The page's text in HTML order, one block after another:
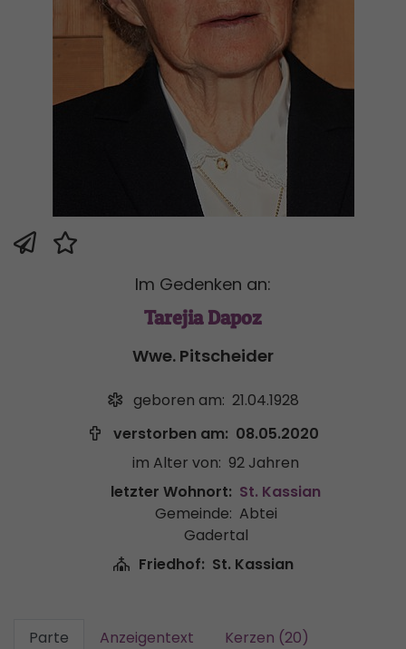
Im Gedenken an:
Tarejia Dapoz
Wwe. Pitscheider
geboren am: 21.04.1928
verstorben am: 08.05.2020
im Alter von: 92 Jahren
letzter Wohnort: St. Kassian
Gemeinde: Abtei
Gadertal
Friedhof: St. Kassian
Parte Anzeigentext
Kerzen (20)